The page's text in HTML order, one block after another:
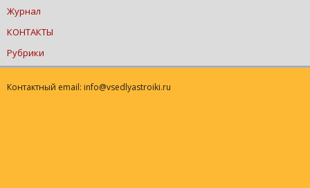
Журнал
КОНТАКТЫ
Рубрики
Контактный email: info@vsedlyastroiki.ru